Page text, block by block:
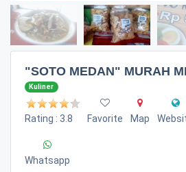
"SOTO MEDAN" MURAH
Kuliner
Rating : 3.8 Favorite Map
Whatsapp